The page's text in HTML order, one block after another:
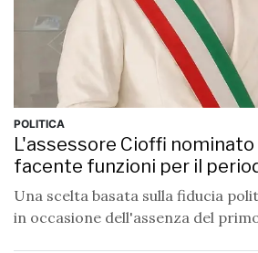
POLITICA
L'assessore Cioffi nominato
facente funzioni per il
Una scelta basata sulla fiducia
in occasione dell'assenza del